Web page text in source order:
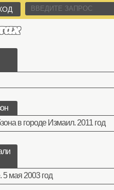
в городе Измаил. 2011 год
5 мая 2003 год